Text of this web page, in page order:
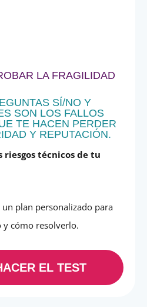
LA FRAGILIDAD
SÍ/NO Y
SON LOS FALLOS
TE HACEN PERDER
Y REPUTACIÓN.
riesgos técnicos de tu
plan personalizado para
y cómo resolverlo.
EL TEST